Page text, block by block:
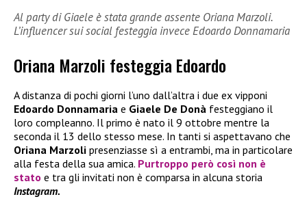
Al party di Giaele è stata grande assente Oriana Marzoli.
L’influencer sui social festeggia invece Edoardo Donnamaria
Oriana Marzoli festeggia Edoardo
A distanza di pochi giorni l’uno dall’altra i due ex vipponi
Edoardo Donnamaria e Giaele De Donà festeggiano il
loro compleanno. Il primo è nato il 9 ottobre mentre la
seconda il 13 dello stesso mese. In tanti si aspettavano che
Oriana Marzoli presenziasse sì a entrambi, ma in particolare
alla festa della sua amica. Purtroppo però così non è
stato e tra gli invitati non è comparsa in alcuna storia
Instagram.